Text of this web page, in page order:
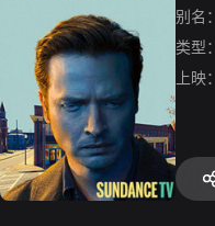
别名：
类型：
上映：